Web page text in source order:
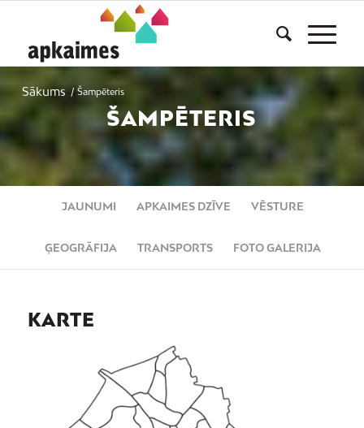
Sākums / Šampēteris
ŠAMPĒTERIS
JAUNUMI APKAIMES DZĪVE VĒSTURE
ĢEOGRĀFIJA TRANSPORTS FOTO GALERIJA
KARTE